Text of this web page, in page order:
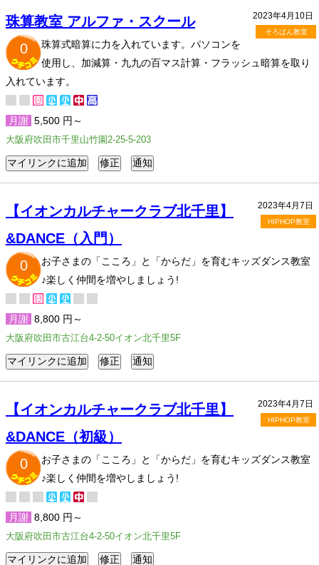
2023年4月10日
そろばん教室
珠算教室 アルファ・スクール
0
珠算式暗算に力を入れています。パソコンを
使用し、加減算・九九の百マス計算・フラッシュ暗算を取り
入れています。
月謝 5,500 円～
大阪府吹田市千里山竹園2-25-5-203
2023年4月7日
HIPHOP教室
【イオンカルチャークラブ北千里】
&DANCE（入門）
0
お子さまの「こころ」と「からだ」を育むキッズダンス教室
♪楽しく仲間を増やしましょう!
月謝 8,800 円～
大阪府吹田市古江台4-2-50イオン北千里5F
2023年4月7日
HIPHOP教室
【イオンカルチャークラブ北千里】
&DANCE（初級）
0
お子さまの「こころ」と「からだ」を育むキッズダンス教室
♪楽しく仲間を増やしましょう!
月謝 8,800 円～
大阪府吹田市古江台4-2-50イオン北千里5F